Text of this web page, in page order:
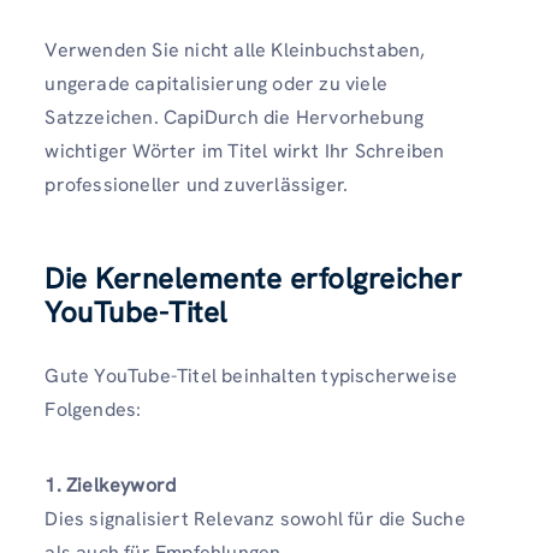
Verwenden Sie nicht alle Kleinbuchstaben,
ungerade capitalisierung oder zu viele
Satzzeichen. CapiDurch die Hervorhebung
wichtiger Wörter im Titel wirkt Ihr Schreiben
professioneller und zuverlässiger.
Die Kernelemente erfolgreicher
YouTube-Titel
Gute YouTube-Titel beinhalten typischerweise
Folgendes:
1. Zielkeyword
Dies signalisiert Relevanz sowohl für die Suche